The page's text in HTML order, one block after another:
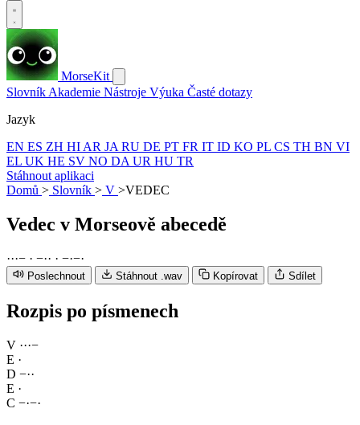
MorseKit
Slovník Akademie Nástroje Výuka Časté dotazy
Jazyk
EN ES ZH HI AR JA RU DE PT FR IT ID KO PL CS TH BN VI
EL UK HE SV NO DA UR HU TR
Stáhnout aplikaci
Domů > Slovník > V >VEDEC
Vedec v Morseově abecedě
···− · −·· · −·−·
Poslechnout Stáhnout .wav Kopírovat Sdílet
Rozpis po písmenech
V ···−
E ·
D −··
E ·
C −·−·